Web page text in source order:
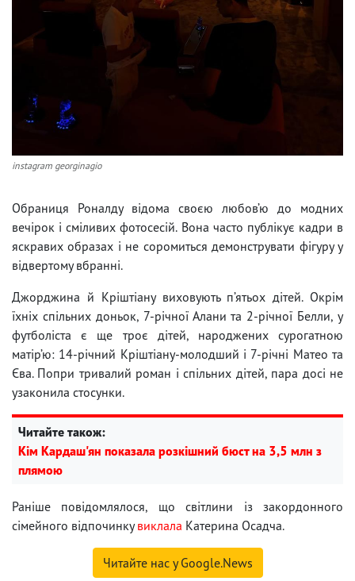
instagram georginagio
Обраниця Роналду відома своєю любов’ю до модних
вечірок і сміливих фотосесій. Вона часто публікує кадри в
яскравих образах і не соромиться демонструвати фігуру у
відвертому вбранні.
Джорджина й Кріштіану виховують п’ятьох дітей. Окрім
їхніх спільних доньок, 7-річної Алани та 2-річної Белли, у
футболіста є ще троє дітей, народжених сурогатною
матір’ю: 14-річний Кріштіану-молодший і 7-річні Матео та
Єва. Попри тривалий роман і спільних дітей, пара досі не
узаконила стосунки.
Читайте також:
Кім Кардаш'ян показала розкішний бюст на 3,5 млн з
плямою
Раніше повідомлялося, що світлини із закордонного
сімейного відпочинкувиклала Катерина Осадча.
Читайте нас у Google.News